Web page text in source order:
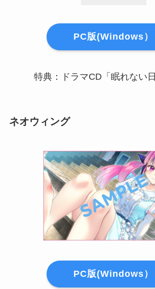
PC版(Windows）
特典：ドラマCD「眠れない
ネオウィング
PC版(Windows）